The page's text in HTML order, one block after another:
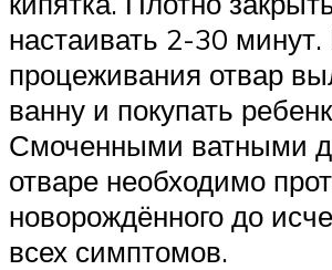
настаивать 2-30
процеживания отвар
ванну и покупать
Смоченными ватными
отваре необходимо
новорождённого до
всех симптомов.